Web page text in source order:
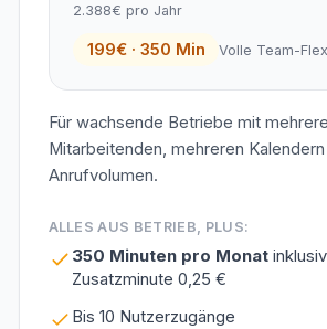
2.388€ pro Jahr
199€ · 350 Min Volle Team-
Für wachsende Betriebe mit
Mitarbeitenden, mehreren
Anrufvolumen.
ALLES AUS BETRIEB, PLUS:
350 Minuten pro Monat
Zusatzminute 0,25 €
Bis 10 Nutzerzugänge